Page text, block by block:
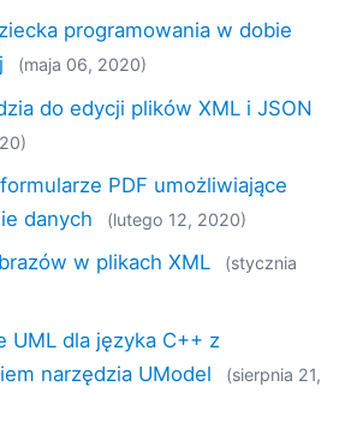
programowania w dobie
(maja 06, 2020)
do edycji plików XML i JSON
PDF umożliwiające
danych
(lutego 12, 2020)
w plikach XML
(stycznia
UML dla języka C++ z
narzędzia UModel
(sierpnia 21,